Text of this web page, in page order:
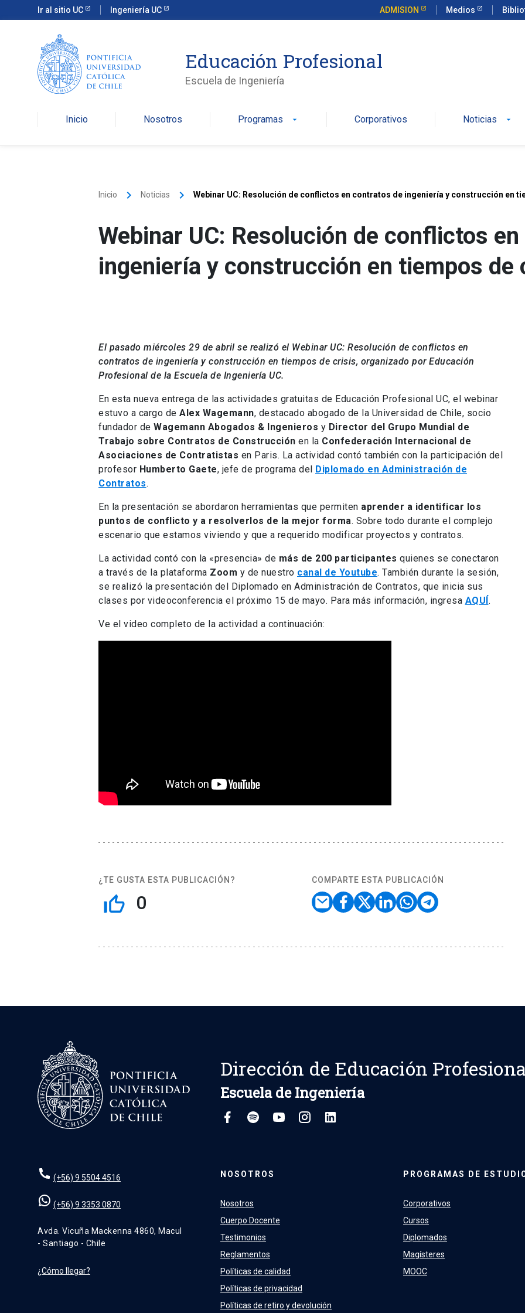
Ir al sitio UC Ingeniería UC ADMISION Medios
Educación Profesional
Escuela de Ingeniería
Inicio Nosotros Programas arrow_drop_down Corporativos Noticias arrow_drop_down
Inicio keyboard_arrow_right Noticias keyboard_arrow_right Webinar UC: Resolución de conflictos en contratos de ingeniería y construcción en
Webinar UC: Resolución de conflictos
ingeniería y construcción en tiempos de
El pasado miércoles 29 de abril se realizó el Webinar UC: Resolución de conflictos en
contratos de ingeniería y construcción en tiempos de crisis, organizado por Educación
Profesional de la Escuela de Ingeniería UC.
En esta nueva entrega de las actividades gratuitas de Educación Profesional UC, el webinar
estuvo a cargo de Alex Wagemann, destacado abogado de la Universidad de Chile, socio
fundador de Wagemann Abogados & Ingenieros y Director del Grupo Mundial de
Trabajo sobre Contratos de Construcción en la Confederación Internacional de
Asociaciones de Contratistas en Paris. La actividad contó también con la participación del
profesor Humberto Gaete, jefe de programa del Diplomado en Administración de
Contratos.
En la presentación se abordaron herramientas que permiten aprender a identificar los
puntos de conflicto y a resolverlos de la mejor forma. Sobre todo durante el complejo
escenario que estamos viviendo y que a requerido modificar proyectos y contratos.
La actividad contó con la «presencia» de más de 200 participantes quienes se conectaron
a través de la plataforma Zoom y de nuestro canal de Youtube. También durante la sesión,
se realizó la presentación del Diplomado en Administración de Contratos, que inicia sus
clases por videoconferencia el próximo 15 de mayo. Para más información, ingresa AQUÍ.
Ve el video completo de la actividad a continuación:
¿TE GUSTA ESTA PUBLICACIÓN?
thumb_up_off_alt 0
COMPARTE ESTA PUBLICACIÓN
Dirección de Educación
Escuela de Ingeniería
(+56) 9 5504 4516
(+56) 9 3353 0870
Avda. Vicuña Mackenna 4860, Macul
- Santiago - Chile
¿Cómo llegar?
NOSOTROS
Nosotros
Cuerpo Docente
Testimonios
Reglamentos
Políticas de calidad
Políticas de privacidad
Políticas de retiro y devolución
PROGRAMAS DE
Corporativos
Cursos
Diplomados
Magísteres
MOOC